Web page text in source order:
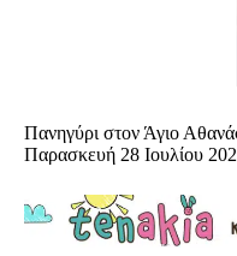
Πανηγύρι στον Άγιο
Παρασκευή 28 Ιουλίου